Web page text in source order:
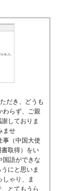
だき、どうも
わらず、ご親
しておりま
ませ
事（中国大使
取得）をい
国語ができな
にと思いま
ゃり、ま
とてもうら